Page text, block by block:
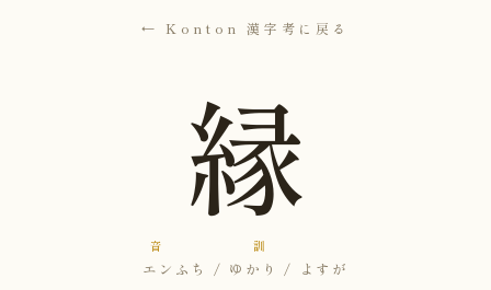
← Konton 漢字考に戻る
縁
音
エン
訓
ふち / ゆかり / よすが